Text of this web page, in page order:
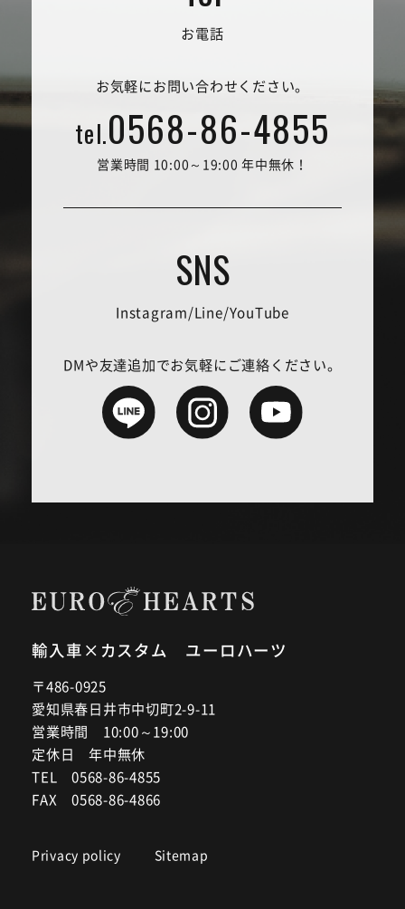
お電話
お気軽にお問い合わせください。
tel.0568-86-4855
営業時間 10:00～19:00 年中無休！
Instagram/Line/YouTube
DMや友達追加でお気軽にご連絡ください。
輸入車×カスタム ユーロハーツ
〒486-0925
愛知県春日井市中切町2-9-11
営業時間 10:00～19:00
定休日 年中無休
TEL 0568-86-4855
FAX 0568-86-4866
Privacy policy Sitemap